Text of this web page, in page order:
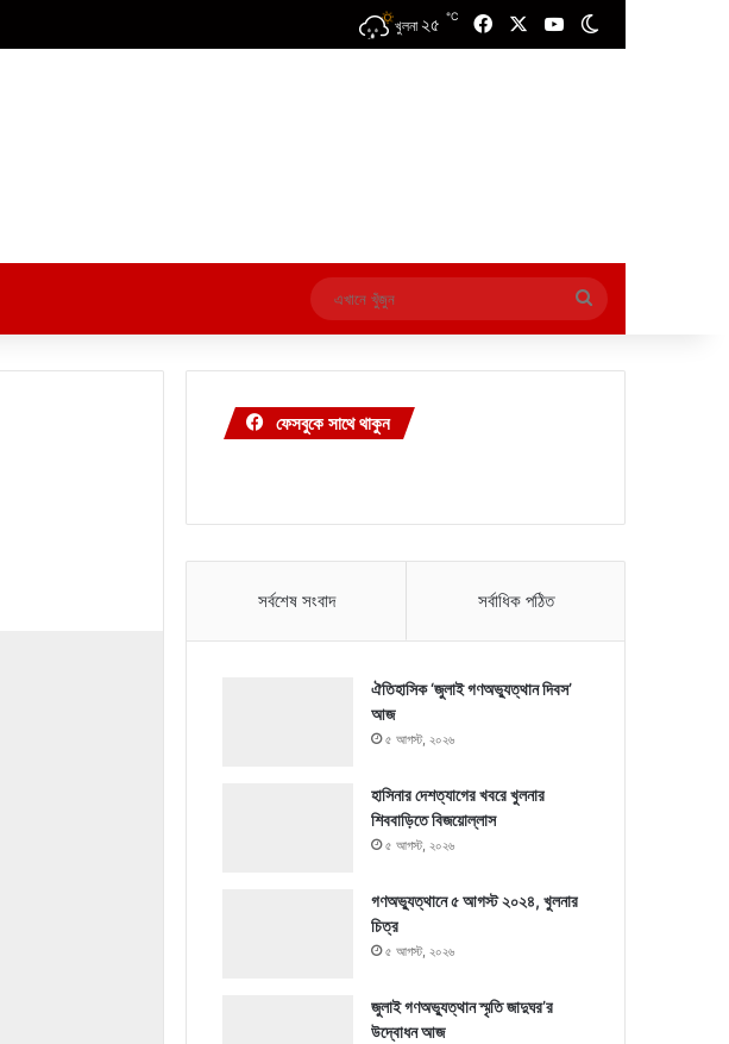
খুলনা ২৫ ℃ FacebookYouTube
এখানে
খুঁজুন
ফেসবুকে সাথে থাকুন
সর্বশেষ সংবাদ সর্বাধিক পঠিত
ঐতিহাসিক ‘জুলাই গণঅভ্যুত্থান দিবস’
আজ
৫ আগস্ট, ২০২৬
হাসিনার দেশত্যাগের খবরে খুলনার
শিববাড়িতে বিজয়োল্লাস
৫ আগস্ট, ২০২৬
গণঅভ্যুত্থানে ৫ আগস্ট ২০২৪, খুলনার
চিত্র
৫ আগস্ট, ২০২৬
জুলাই গণঅভ্যুত্থান স্মৃতি জাদুঘর’র
উদ্বোধন আজ